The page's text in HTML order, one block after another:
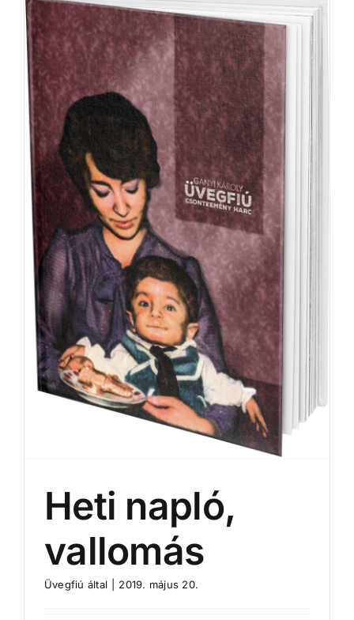
Heti napló,
vallomás
Üvegfiú által 2019. május 20.